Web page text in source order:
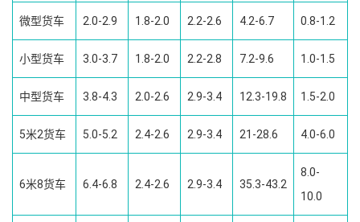
微型货车 2.0-2.9 1.8-2.0 2.2-2.6 4.2-6.7 0.8-1.2
小型货车 3.0-3.7 1.8-2.0 2.2-2.8 7.2-9.6 1.0-1.5
中型货车 3.8-4.3 2.0-2.6 2.9-3.4 12.3-19.8 1.5-2.0
5米2货车 5.0-5.2 2.4-2.6 2.9-3.4 21-28.6 4.0-6.0
6米8货车 6.4-6.8 2.4-2.6 2.9-3.4 35.3-43.2
8.0-
10.0